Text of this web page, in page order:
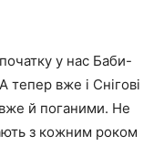
у нас Баби-
вже і Снігові
й поганими. Не
з кожним роком